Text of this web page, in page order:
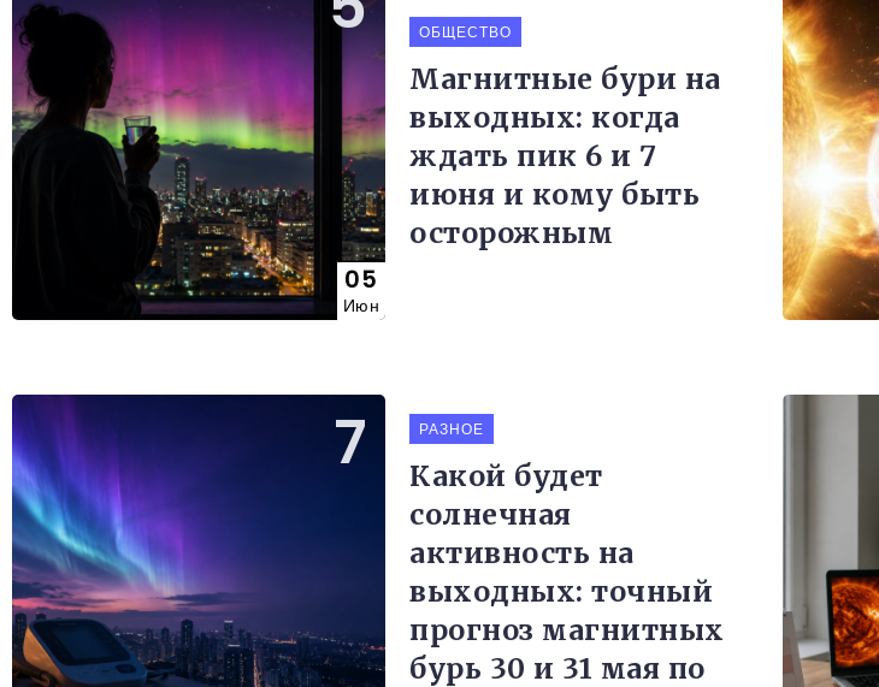
05
Июн
ОБЩЕСТВО
Магнитные бури на
выходных: когда
ждать пик 6 и 7
июня и кому быть
осторожным
РАЗНОЕ
Какой будет
солнечная
активность на
выходных: точный
прогноз магнитных
бурь 30 и 31 мая по